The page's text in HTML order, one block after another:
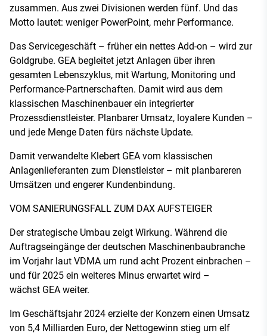
zusammen. Aus zwei Divisionen werden fünf. Und das
Motto lautet: weniger PowerPoint, mehr Performance.
Das Servicegeschäft – früher ein nettes Add-on – wird zur
Goldgrube. GEA begleitet jetzt Anlagen über ihren
gesamten Lebenszyklus, mit Wartung, Monitoring und
Performance-Partnerschaften. Damit wird aus dem
klassischen Maschinenbauer ein integrierter
Prozessdienstleister. Planbarer Umsatz, loyalere Kunden –
und jede Menge Daten fürs nächste Update.
Damit verwandelte Klebert GEA vom klassischen
Anlagenlieferanten zum Dienstleister – mit planbareren
Umsätzen und engerer Kundenbindung.
VOM SANIERUNGSFALL ZUM DAX AUFSTEIGER
Der strategische Umbau zeigt Wirkung. Während die
Auftragseingänge der deutschen Maschinenbaubranche
im Vorjahr laut VDMA um rund acht Prozent einbrachen –
und für 2025 ein weiteres Minus erwartet wird –
wächst GEA weiter.
Im Geschäftsjahr 2024 erzielte der Konzern einen Umsatz
von 5,4 Milliarden Euro, der Nettogewinn stieg um elf